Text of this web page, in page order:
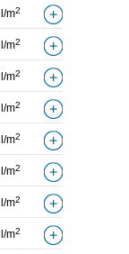
m2
m2
m2
m2
m2
m2
m2
m2